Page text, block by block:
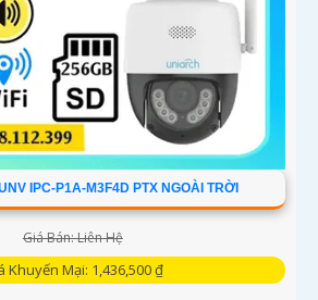
IPC-P1A-M3F4D PTX NGOÀI TRỜI
Giá Bán: Liên Hệ
Khuyến Mại: 1,436,500 ₫